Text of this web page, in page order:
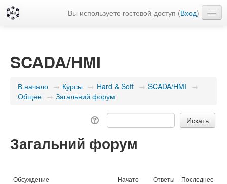
Вы используете гостевой доступ (Вход)
SCADA/HMI
В начало → Курсы → Hard & Soft → SCADA/HMI →
Общее → Загальний форум
Загальний форум
Обсуждение Начато Ответы
Последнее